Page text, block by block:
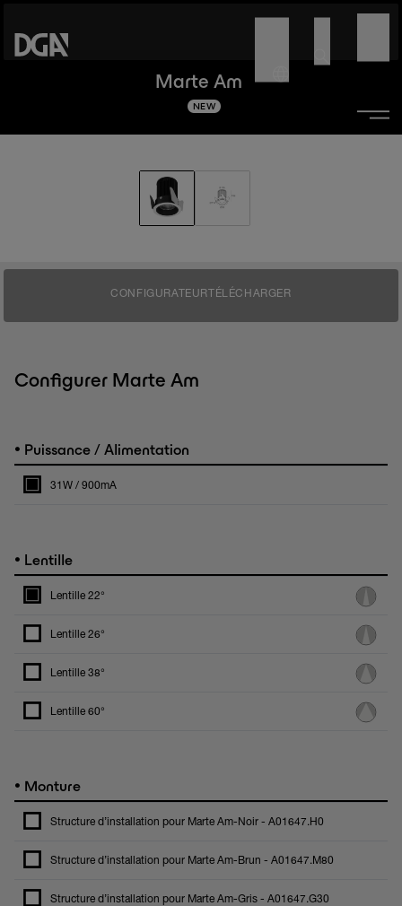
Marte Am
NEW
CONFIGURATEURTÉLÉCHARGER
Configurer Marte Am
• Puissance / Alimentation
31W / 900mA
• Lentille
Lentille 22°
Lentille 26°
Lentille 38°
Lentille 60°
• Monture
Structure d’installation pour Marte Am-Noir - A01647.H0
Structure d’installation pour Marte Am-Brun - A01647.M80
Structure d’installation pour Marte Am-Gris - A01647.G30